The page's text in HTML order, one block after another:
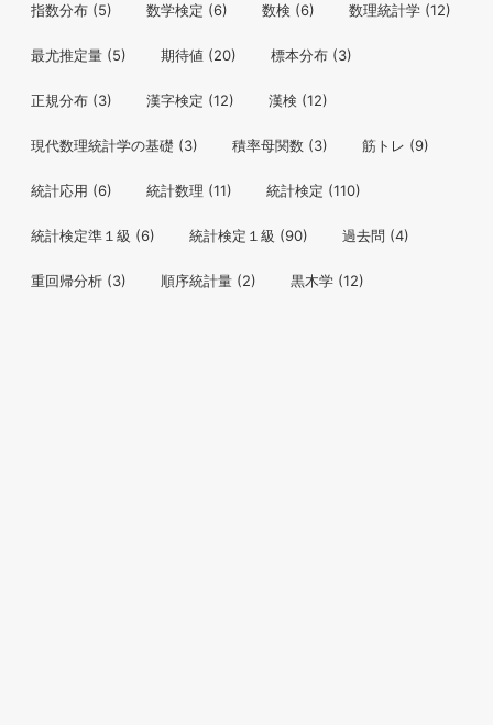
指数分布 (5) 数学検定 (6) 数検 (6) 数理統計学 (12)
最尤推定量 (5) 期待値 (20) 標本分布 (3)
正規分布 (3) 漢字検定 (12) 漢検 (12)
現代数理統計学の基礎 (3) 積率母関数 (3) 筋トレ (9)
統計応用 (6) 統計数理 (11) 統計検定 (110)
統計検定準１級 (6) 統計検定１級 (90) 過去問 (4)
重回帰分析 (3) 順序統計量 (2) 黒木学 (12)